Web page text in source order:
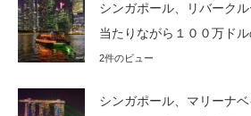
シンガポール、リバーク
当たりながら１００万ド
2件のビュー
シンガポール、マリーナ